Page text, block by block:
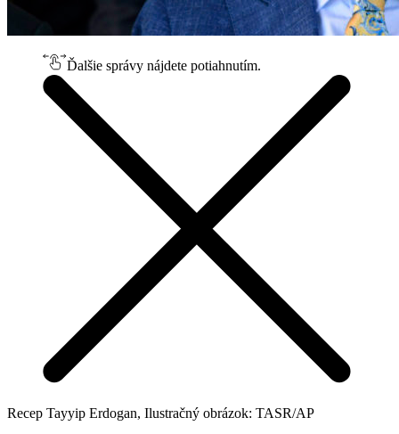
Ďalšie správy nájdete potiahnutím.
Recep Tayyip Erdogan, Ilustračný obrázok: TASR/AP